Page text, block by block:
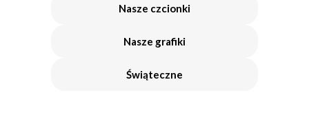
Nasze czcionki
Nasze grafiki
Świąteczne